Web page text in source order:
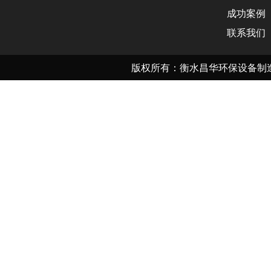
成功案例
联系我们
版权所有：衡水昌华环保设备